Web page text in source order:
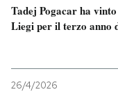
Tadej Pogacar ha
Liegi per il terzo anno
26/4/2026